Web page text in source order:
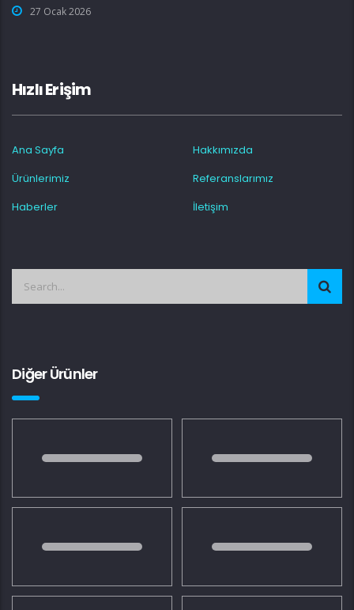
27 Ocak 2026
Hızlı Erişim
Ana Sayfa
Hakkımızda
Ürünlerimiz
Referanslarımız
Haberler
İletişim
Diğer Ürünler